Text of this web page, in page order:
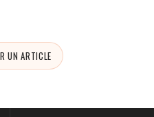
UN ARTICLE